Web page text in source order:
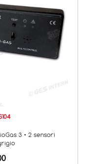
3 • 2 sensori